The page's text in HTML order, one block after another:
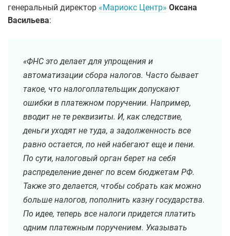
генеральный директор «Мариокс Центр» Оксана
Васильева:
«ФНС это делает для упрощения и
автоматизации сбора налогов. Часто бывает
такое, что налогоплательщик допускают
ошибки в платежном поручении. Например,
вводит не те реквизиты. И, как следствие,
деньги уходят не туда, а задолженность все
равно остается, по ней набегают еще и пени.
По сути, налоговый орган берет на себя
распределение денег по всем бюджетам РФ.
Также это делается, чтобы собрать как можно
больше налогов, пополнить казну государства.
По идее, теперь все налоги придется платить
одним платежным поручением. Указывать